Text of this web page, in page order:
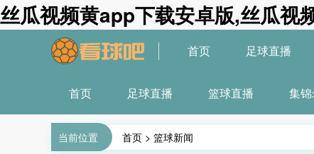
丝瓜视频黄app下载安卓版,丝瓜视
首页 足球直播
首页 足球直播 篮球直播 集
当前位置 首页 > 篮球新闻